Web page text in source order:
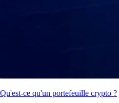
Qu'est-ce qu'un portefeuille crypto ?